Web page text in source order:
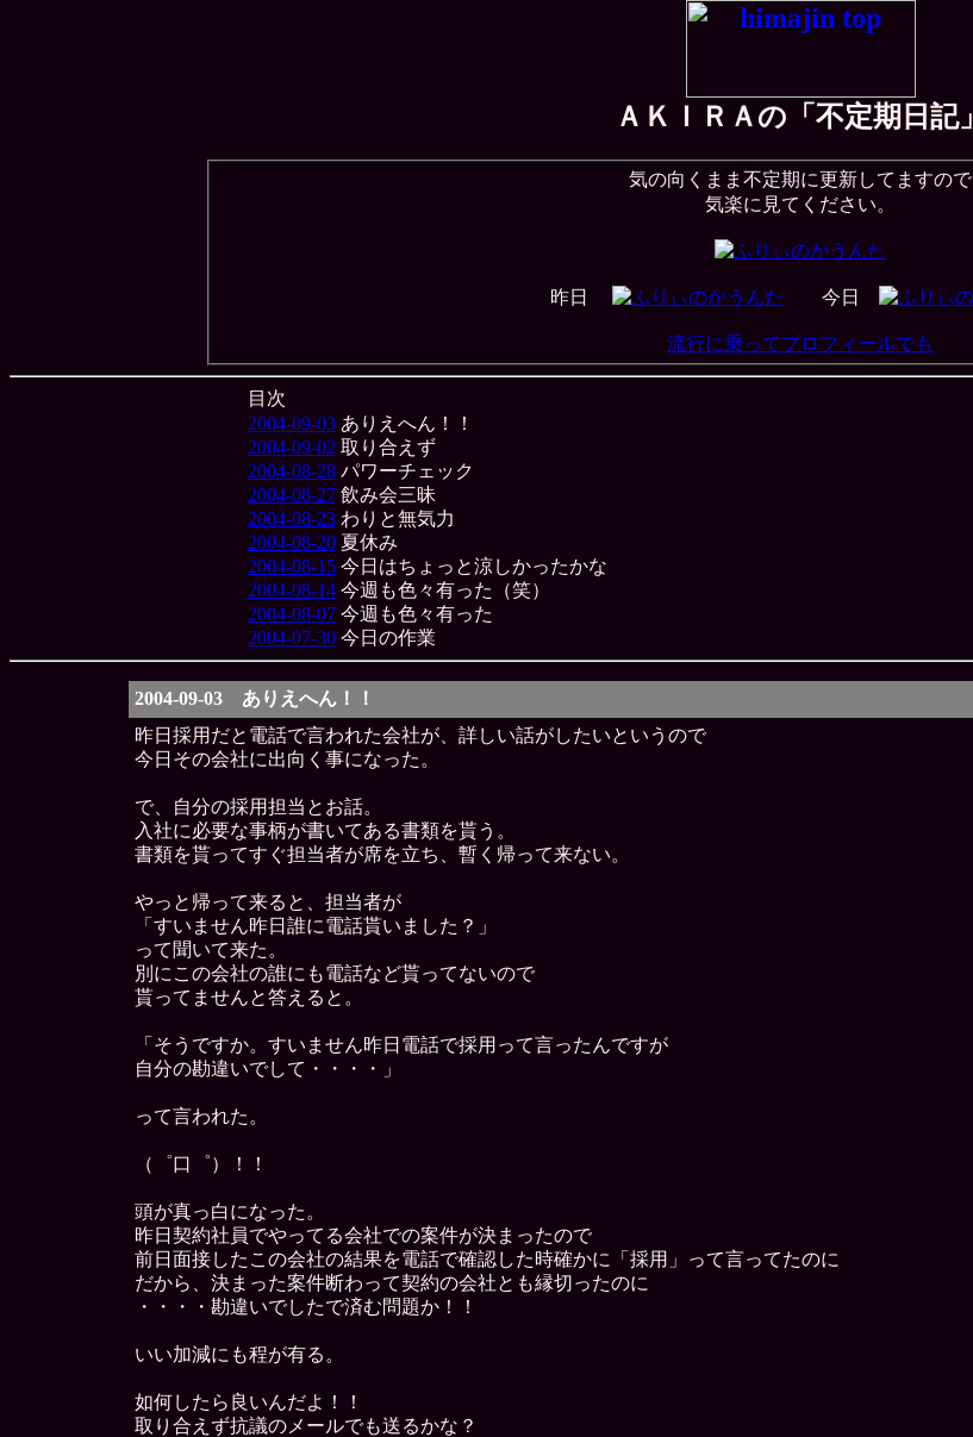
ＡＫＩＲＡの「不定期日記」
気の向くまま不定期に更新してますので
気楽に見てください。
昨日 今日
流行に乗ってプロフィールでも
目次
2004-09-03ありえへん！！
2004-09-02 取り合えず
2004-08-28パワーチェック
2004-08-27飲み会三昧
2004-08-23わりと無気力
2004-08-20夏休み
2004-08-15今日はちょっと涼しかったかな
2004-08-14今週も色々有った（笑）
2004-08-07今週も色々有った
2004-07-30今日の作業
2004-09-03 ありえへん！！
昨日採用だと電話で言われた会社が、詳しい話がしたいというので
今日その会社に出向く事になった。
で、自分の採用担当とお話。
入社に必要な事柄が書いてある書類を貰う。
書類を貰ってすぐ担当者が席を立ち、暫く帰って来ない。
やっと帰って来ると、担当者が
「すいません昨日誰に電話貰いました？」
って聞いて来た。
別にこの会社の誰にも電話など貰ってないので
貰ってませんと答えると。
「そうですか。すいません昨日電話で採用って言ったんですが
自分の勘違いでして・・・・」
って言われた。
（゜口゜）！！
頭が真っ白になった。
昨日契約社員でやってる会社での案件が決まったので
前日面接したこの会社の結果を電話で確認した時確かに「採用」って言ってたのに
だから、決まった案件断わって契約の会社とも縁切ったのに
・・・・勘違いでしたで済む問題か！！
いい加減にも程が有る。
如何したら良いんだよ！！
取り合えず抗議のメールでも送るかな？